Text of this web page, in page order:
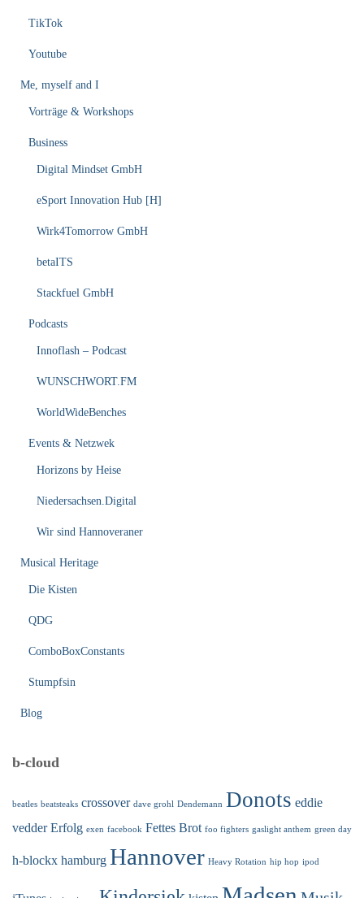
TikTok
Youtube
Me, myself and I
Vorträge & Workshops
Business
Digital Mindset GmbH
eSport Innovation Hub [H]
Wirk4Tomorrow GmbH
betaITS
Stackfuel GmbH
Podcasts
Innoflash – Podcast
WUNSCHWORT.FM
WorldWideBenches
Events & Netzwek
Horizons by Heise
Niedersachsen.Digital
Wir sind Hannoveraner
Musical Heritage
Die Kisten
QDG
ComboBoxConstants
Stumpfsin
Blog
b-cloud
beatles beatsteaks crossover dave grohl Dendemann Donots eddie
vedder Erfolg exen facebook Fettes Brot foo fighters gaslight anthem green day
h-blockx hamburg Hannover Heavy Rotation hip hop ipod